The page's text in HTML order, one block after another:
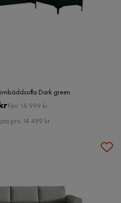
Dark green
Pris
Original
Pris
Förr 16 999 kr
pris 14 499 kr